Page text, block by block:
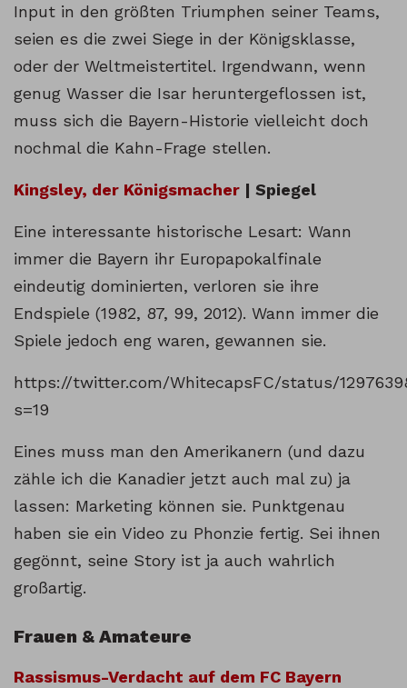
Input in den größten Triumphen seiner Teams,
seien es die zwei Siege in der Königsklasse,
oder der Weltmeistertitel. Irgendwann, wenn
genug Wasser die Isar heruntergeflossen ist,
muss sich die Bayern-Historie vielleicht doch
nochmal die Kahn-Frage stellen.
Kingsley, der Königsmacher | Spiegel
Eine interessante historische Lesart: Wann
immer die Bayern ihr Europapokalfinale
eindeutig dominierten, verloren sie ihre
Endspiele (1982, 87, 99, 2012). Wann immer die
Spiele jedoch eng waren, gewannen sie.
https://twitter.com/WhitecapsFC/status/
s=19
Eines muss man den Amerikanern (und dazu
zähle ich die Kanadier jetzt auch mal zu) ja
lassen: Marketing können sie. Punktgenau
haben sie ein Video zu Phonzie fertig. Sei ihnen
gegönnt, seine Story ist ja auch wahrlich
großartig.
Frauen & Amateure
Rassismus-Verdacht auf dem FC Bayern